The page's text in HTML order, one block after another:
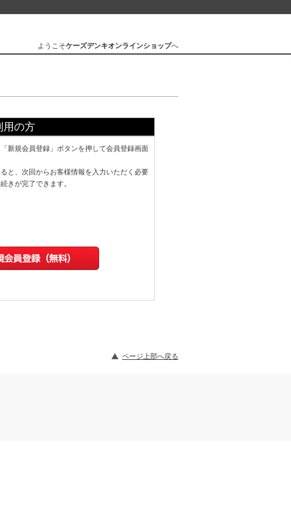
ようこそケーズデンキオンラインショップへ
用の方
新規会員登録」ボタンを押して会員登録画面
と、次回からお客様情報を入力いただく必要
きが完了できます。
ページ上部へ戻る